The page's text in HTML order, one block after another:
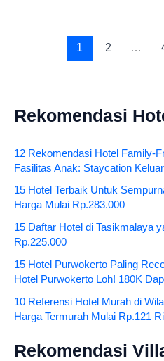
1 2 …
Rekomendasi
12 Rekomendasi Hotel Family-
Fasilitas Anak: Staycation
15 Hotel Terbaik Untuk
Harga Mulai Rp.283.000
15 Daftar Hotel di Tasikmalaya
Rp.225.000
15 Hotel Purwokerto Paling
Hotel Purwokerto Loh! 180K
10 Referensi Hotel Murah di
Harga Termurah Mulai Rp.121
Rekomendasi